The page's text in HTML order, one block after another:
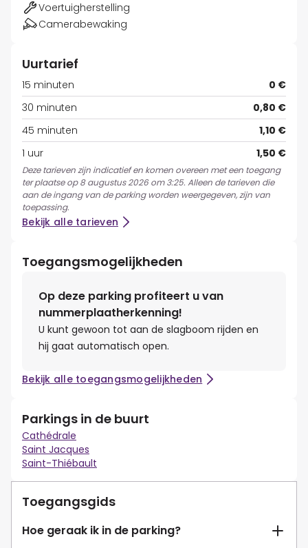
Voertuigherstelling
Camerabewaking
Uurtarief
15 minuten
0 €
30 minuten
0,80 €
45 minuten
1,10 €
1 uur
1,50 €
Deze tarieven zijn indicatief en komen overeen met een toegang
ter plaatse op 8 augustus 2026 om 3:25. Alleen de tarieven die
aan de ingang van de parking worden weergegeven, zijn van
toepassing.
Bekijk alle tarieven
Toegangsmogelijkheden
Op deze parking profiteert u van
nummerplaatherkenning!
U kunt gewoon tot aan de slagboom rijden en
hij gaat automatisch open.
Bekijk alle toegangsmogelijkheden
Parkings in de buurt
Cathédrale
Saint Jacques
Saint-Thiébault
Toegangsgids
Hoe geraak ik in de parking?